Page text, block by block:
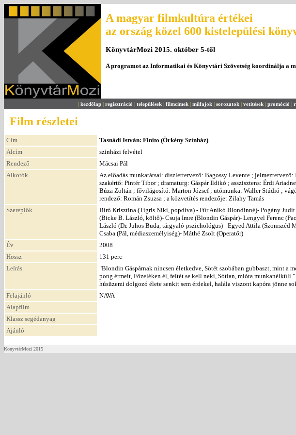
A magyar filmkultúra értékei
az ország közel 600 kistelepülési
KönyvtárMozi 2015. október 5-től
A programot az Informatikai és Könyvtári Szövetség koordinálja a
| kezdőlap | regisztráció | települések | filmcímek | műfajok | sorozatok | vetítések | promóció |
Film részletei
Cím
Tasnádi István: Finito (Örkény Színház)
Alcím
színházi felvétel
Rendező
Mácsai Pál
Alkotók
Az előadás munkatársai: díszlettervező: Bagossy Levente ;
szakértő: Pintér Tibor ; dramaturg: Gáspár Ildikó ; asszisztens: Érdi
Búza Zoltán ; fővilágosító: Marton József ; utómunka: Waller Stúdió ;
rendező: Román Zsuzsa ; a közvetítés rendezője: Zilahy Tamás
Szereplők
Bíró Krisztina (Tigris Niki, popdíva) - Für Anikó Blondinné)- Pogány Judit
(Bicke B. László, költő)- Csuja Imre (Blondin Gáspár)- Lengyel Ferenc
László (Dr. Juhos Buda, tárgyaló-pszichológus) - Egyed Attila
Csaba (Pál, médiaszemélyiség)- Máthé Zsolt (Operatőr)
Év
2008
Hossz
131 perc
Leírás
"Blondin Gáspárnak nincsen életkedve, Sötét szobában gubbaszt, mint a
pong érmeit, Főzeléken él, feltét se kell neki, Sótlan, mióta
húsüzemi dolgozó élete senkit sem érdekel, halála viszont kapóra jönne
Felajánló
NAVA
Alapfilm
Klassz segédanyag
Ajánló
KönyvtárMozi 2015